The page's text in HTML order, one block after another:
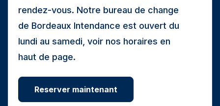
rendez-vous. Notre bureau de change
de Bordeaux Intendance est ouvert du
lundi au samedi, voir nos horaires en
haut de page.
Reserver maintenant